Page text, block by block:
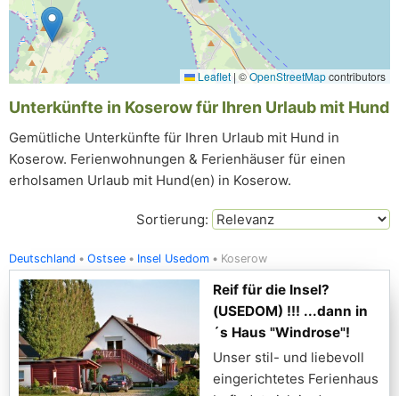
Leaflet | ©OpenStreetMapcontributors
Unterkünfte in Koserow für Ihren Urlaub mit Hund
Gemütliche Unterkünfte für Ihren Urlaub mit Hund in
Koserow. Ferienwohnungen & Ferienhäuser für einen
erholsamen Urlaub mit Hund(en) in Koserow.
Sortierung:
Deutschland Ostsee Insel Usedom Koserow
Reif für die Insel?
(USEDOM) !!! ...dann in
´s Haus "Windrose"!
Unser stil- und liebevoll
eingerichtetes Ferienhaus